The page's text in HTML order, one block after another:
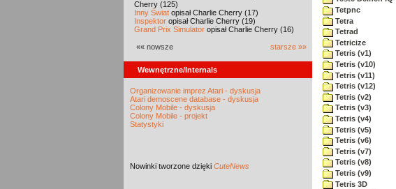
Cherry (125)
Inny Świat opisał Charlie Cherry (17)
Inspektor opisał Charlie Cherry (19)
Grand Prix Simulator opisał Charlie Cherry (16)
«« nowsze starsze »»
Wewnętrzne/Internals
Organizowanie imprez Atari - dyskusja
Atari demoscene database - dyskusja
Colony Mobile - dyskusja
Colony Mobile - projekt
Statystyki
Nowinki tworzone dzięki CuteNews
Tetpnc
Tetra
Tetrad
Tetricize
Tetris (v1)
Tetris (v10)
Tetris (v11)
Tetris (v12)
Tetris (v2)
Tetris (v3)
Tetris (v4)
Tetris (v5)
Tetris (v6)
Tetris (v7)
Tetris (v8)
Tetris (v9)
Tetris 3D